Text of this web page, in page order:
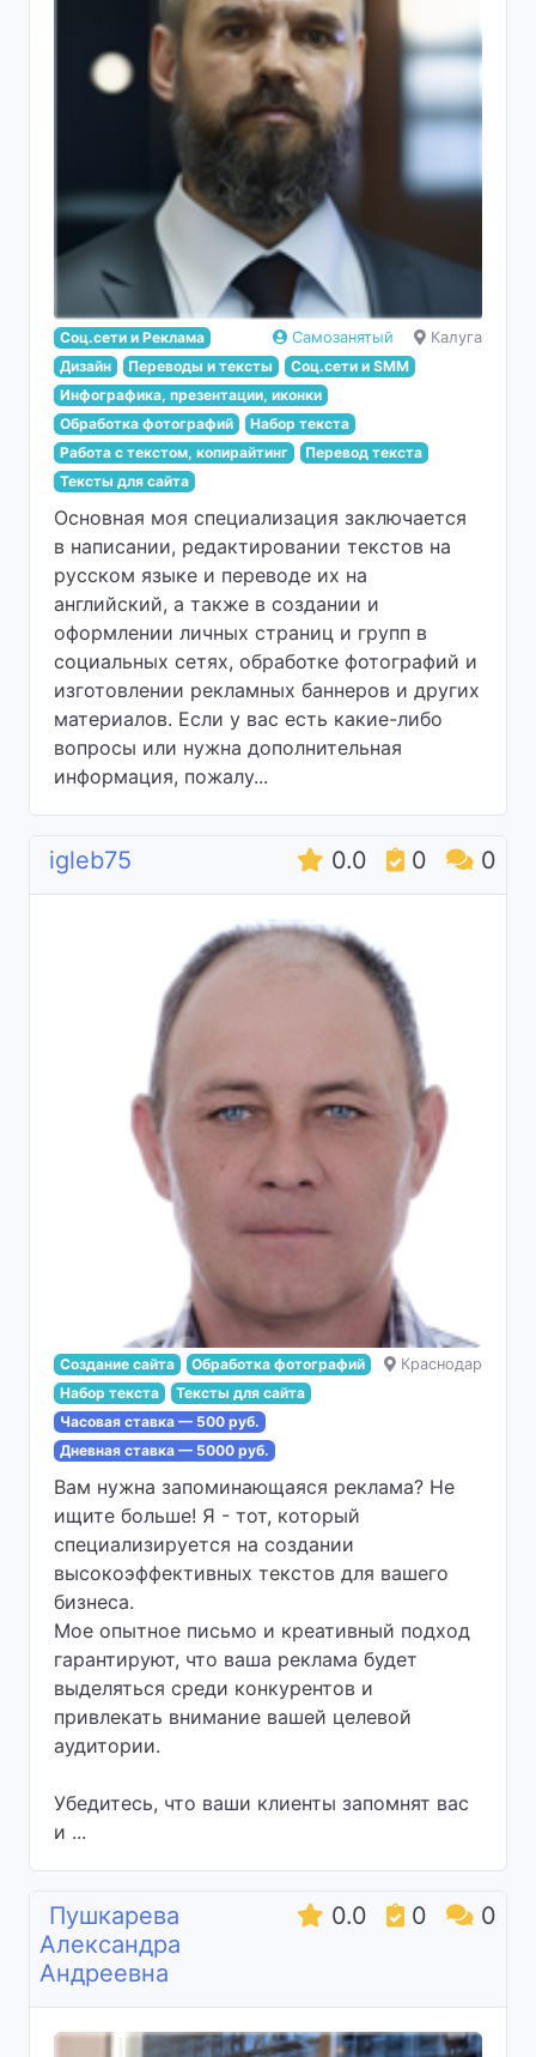
Самозанятый Калуга
Соц.сети и Реклама
Дизайн
Переводы и тексты
Соц.сети и SMM
Инфографика, презентации, иконки
Обработка фотографий
Набор текста
Работа с текстом, копирайтинг
Перевод текста
Тексты для сайта
Основная моя специализация заключается
в написании, редактировании текстов на
русском языке и переводе их на
английский, а также в создании и
оформлении личных страниц и групп в
социальных сетях, обработке фотографий и
изготовлении рекламных баннеров и других
материалов. Если у вас есть какие-либо
вопросы или нужна дополнительная
информация, пожалу...
0.0 0 0
igleb75
Краснодар
Создание сайта
Обработка фотографий
Набор текста
Тексты для сайта
Часовая ставка — 500 руб.
Дневная ставка — 5000 руб.
Вам нужна запоминающаяся реклама? Не
ищите больше! Я - тот, который
специализируется на создании
высокоэффективных текстов для вашего
бизнеса.
Мое опытное письмо и креативный подход
гарантируют, что ваша реклама будет
выделяться среди конкурентов и
привлекать внимание вашей целевой
аудитории.
Убедитесь, что ваши клиенты запомнят вас
и ...
0.0 0 0
Пушкарева
Александра
Андреевна